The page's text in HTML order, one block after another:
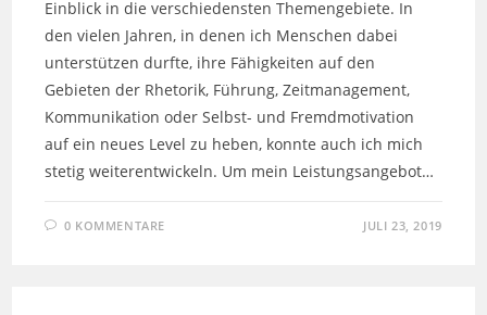
Einblick in die verschiedensten Themengebiete. In
den vielen Jahren, in denen ich Menschen dabei
unterstützen durfte, ihre Fähigkeiten auf den
Gebieten der Rhetorik, Führung, Zeitmanagement,
Kommunikation oder Selbst- und Fremdmotivation
auf ein neues Level zu heben, konnte auch ich mich
stetig weiterentwickeln. Um mein Leistungsangebot…
0 KOMMENTARE JULI 23, 2019